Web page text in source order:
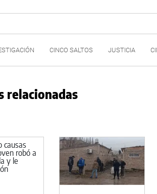
CINCO SALTOS JUSTICIA
relacionadas